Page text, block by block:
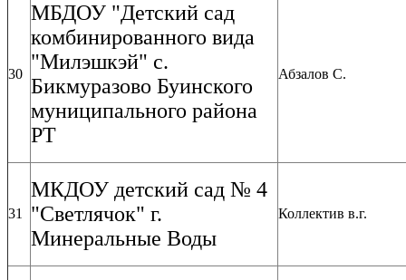
30
МБДОУ "Детский сад
комбинированного вида
"Милэшкэй" с.
Бикмуразово Буинского
муниципального района
РТ
Абзалов С.
31
МКДОУ детский сад № 4
"Светлячок" г.
Минеральные Воды
Коллектив в.г.